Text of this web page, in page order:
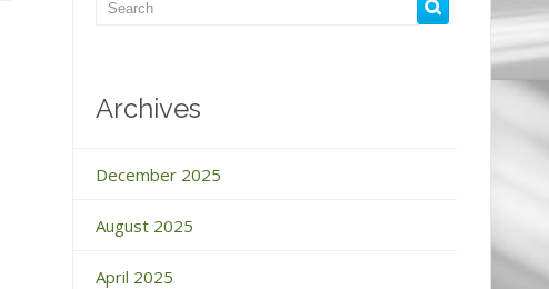
Archives
December 2025
August 2025
April 2025